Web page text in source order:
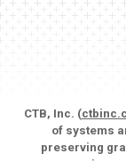
CTB, Inc. (
of systems
preserving